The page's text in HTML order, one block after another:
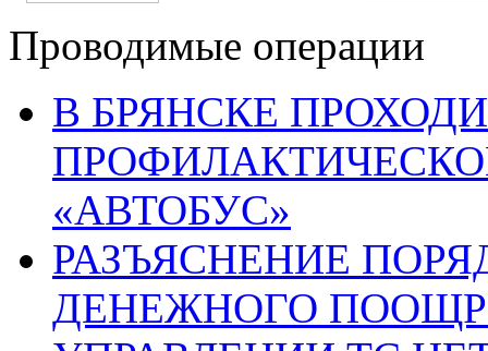
Проводимые операции
В БРЯНСКЕ
«АВТОБУС»
РАЗЪЯСНЕНИЕ
ДЕНЕЖНОГО